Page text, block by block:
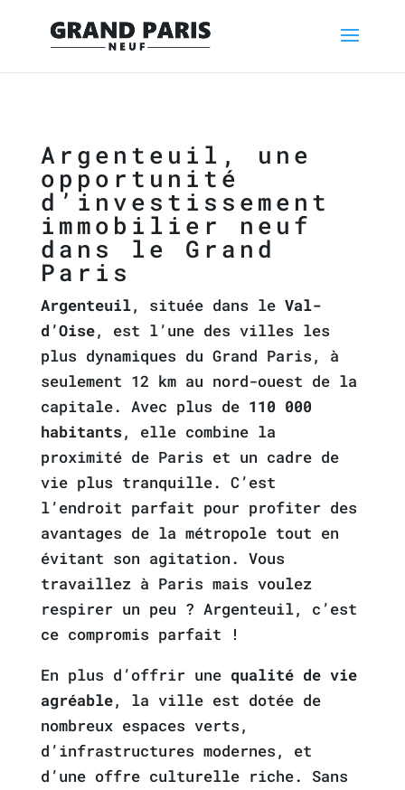
Argenteuil, une
opportunité
d’investissement
immobilier neuf
dans le Grand
Paris
Argenteuil, située dans le Val-
d’Oise, est l’une des villes les
plus dynamiques du Grand Paris, à
seulement 12 km au nord-ouest de la
capitale. Avec plus de 110 000
habitants, elle combine la
proximité de Paris et un cadre de
vie plus tranquille. C’est
l’endroit parfait pour profiter des
avantages de la métropole tout en
évitant son agitation. Vous
travaillez à Paris mais voulez
respirer un peu ? Argenteuil, c’est
ce compromis parfait !
En plus d’offrir une qualité de vie
agréable, la ville est dotée de
nombreux espaces verts,
d’infrastructures modernes, et
d’une offre culturelle riche. Sans